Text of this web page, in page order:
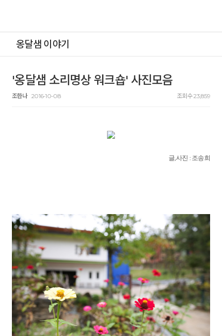
옹달샘 이야기
'옹달샘 소리명상 워크숍' 사진모음
조한나 2016-10-08 조회수 23,859
글,사진 : 조송희